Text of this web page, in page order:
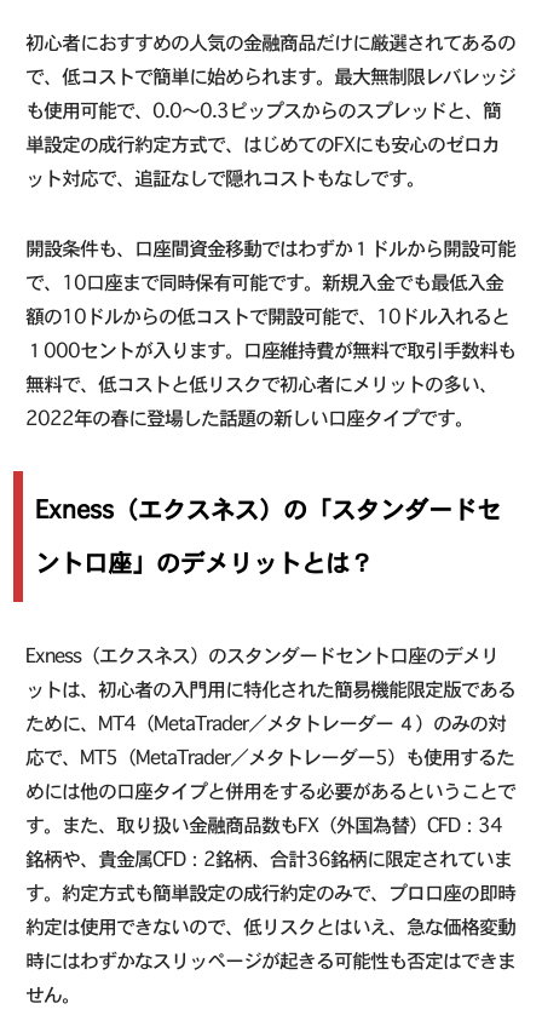
初心者におすすめの人気の金融商品だけに厳選されてあるの
で、低コストで簡単に始められます。最大無制限レバレッジ
も使用可能で、0.0〜0.3ピップスからのスプレッドと、簡
単設定の成行約定方式で、はじめてのFXにも安心のゼロカ
ット対応で、追証なしで隠れコストもなしです。
開設条件も、口座間資金移動ではわずか１ドルから開設可能
で、10口座まで同時保有可能です。新規入金でも最低入金
額の10ドルからの低コストで開設可能で、10ドル入れると
１000セントが入ります。口座維持費が無料で取引手数料も
無料で、低コストと低リスクで初心者にメリットの多い、
2022年の春に登場した話題の新しい口座タイプです。
Exness（エクスネス）の「スタンダードセ
ント口座」のデメリットとは？
Exness（エクスネス）のスタンダードセント口座のデメリ
ットは、初心者の入門用に特化された簡易機能限定版である
ために、MT4（MetaTrader／メタトレーダー ４）のみの対
応で、MT5（MetaTrader／メタトレーダー5）も使用するた
めには他の口座タイプと併用をする必要があるということで
す。また、取り扱い金融商品数もFX（外国為替）CFD：34
銘柄や、貴金属CFD：2銘柄、合計36銘柄に限定されていま
す。約定方式も簡単設定の成行約定のみで、プロ口座の即時
約定は使用できないので、低リスクとはいえ、急な価格変動
時にはわずかなスリッページが起きる可能性も否定はできま
せん。